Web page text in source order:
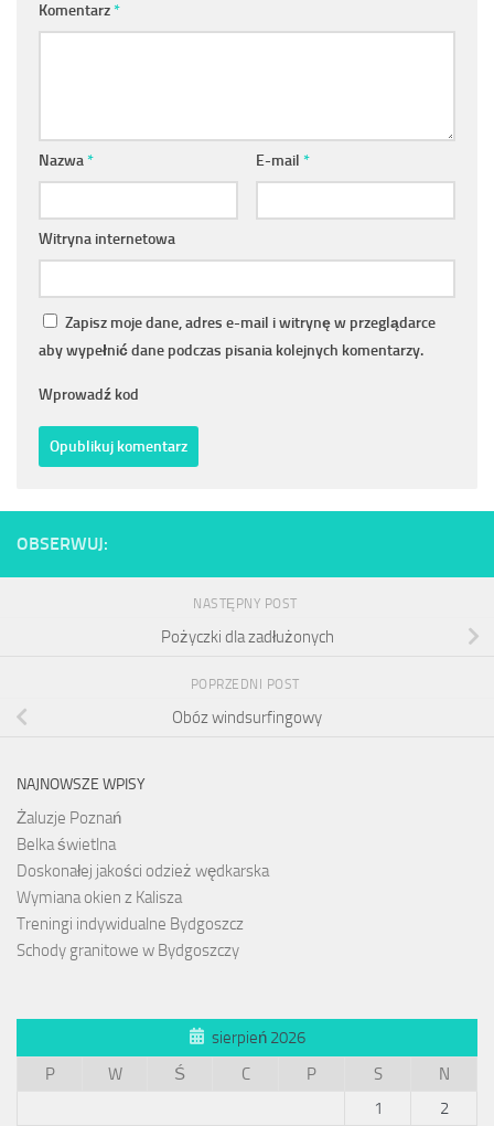
Komentarz*
Nazwa* E-mail *
Witryna internetowa
Zapisz moje dane, adres e-mail i witrynę w przeglądarce
aby wypełnić dane podczas pisania kolejnych komentarzy.
Wprowadź kod
OBSERWUJ:
NASTĘPNY POST
Pożyczki dla zadłużonych
POPRZEDNI POST
Obóz windsurfingowy
NAJNOWSZE WPISY
Żaluzje Poznań
Belka świetlna
Doskonałej jakości odzież wędkarska
Wymiana okien z Kalisza
Treningi indywidualne Bydgoszcz
Schody granitowe w Bydgoszczy
sierpień 2026
P
W Ś C P S
N
1
2